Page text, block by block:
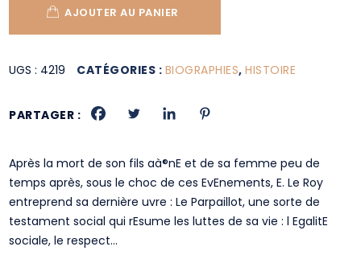
AJOUTER AU PANIER
UGS : 4219 CATÉGORIES : BIOGRAPHIES,HISTOIRE
PARTAGER :
Après la mort de son fils aà®nE et de sa femme peu de
temps après, sous le choc de ces EvEnements, E. Le Roy
entreprend sa dernière uvre : Le Parpaillot, une sorte de
testament social qui rEsume les luttes de sa vie : l EgalitE
sociale, le respect…